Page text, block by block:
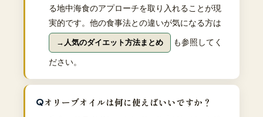
る地中海食のアプローチを取り入れることが現
実的です。他の食事法との違いが気になる方は
人気のダイエット方法まとめ も参照してく
ださい。
オリーブオイルは何に使えばいいですか？